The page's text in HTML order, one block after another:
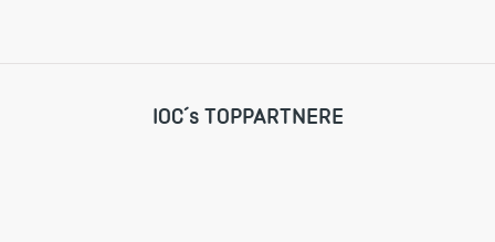
IOC´s TOPPARTNERE